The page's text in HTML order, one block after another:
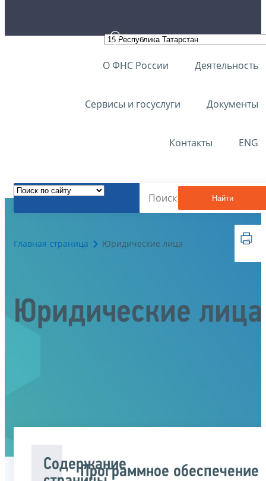
О ФНС России Деятельность
Сервисы и госуслуги Документы
Контакты ENG
Найти
Главная страница Юридические лица
Юридические лица
Содержание
Программное обеспечение